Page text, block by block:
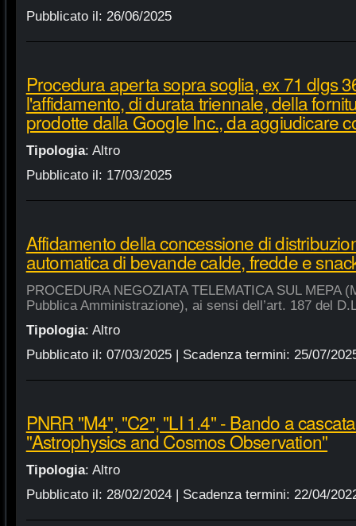
Pubblicato il: 26/06/2025
Procedura aperta sopra soglia, ex 71 dlgs
l'affidamento, di durata triennale, della
prodotte dalla Google Inc., da aggiudicare
Tipologia: Altro
Pubblicato il: 17/03/2025
Affidamento della concessione di
automatica di bevande calde, fredde e
PROCEDURA NEGOZIATA TELEMATICA SUL MEPA
Pubblica Amministrazione), ai sensi dell’art. 187 del
Tipologia: Altro
Pubblicato il: 07/03/2025| Scadenza termini: 25/07/
PNRR "M4", "C2", "LI 1.4" - Bando a
"Astrophysics and Cosmos Observation"
Tipologia: Altro
Pubblicato il: 28/02/2024| Scadenza termini: 22/04/